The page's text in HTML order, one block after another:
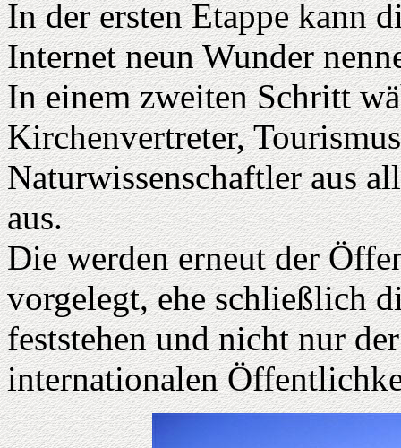
In der ersten Etappe kann
Internet neun Wunder
In einem zweiten Schritt
Kirchenvertreter,
Naturwissenschaftler aus
aus.
Die werden erneut der
vorgelegt, ehe schließlich
feststehen und nicht nur
internationalen